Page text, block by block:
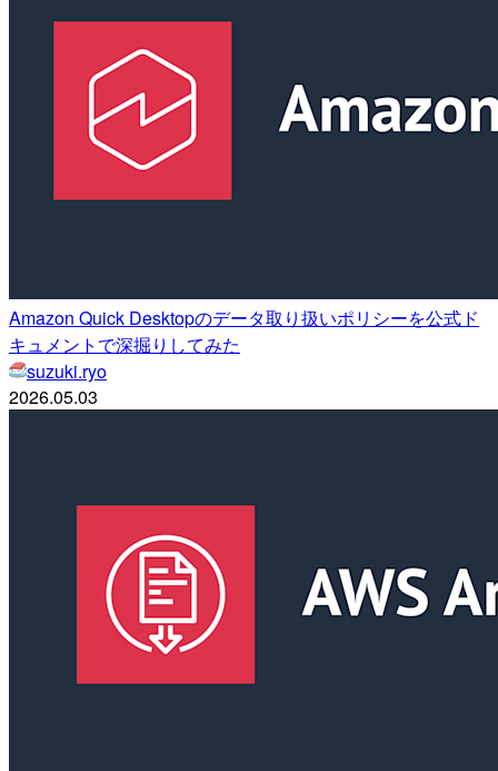
Amazon Quick Desktopのデータ取り扱いポリシーを公式ド
キュメントで深掘りしてみた
suzuki.ryo
2026.05.03